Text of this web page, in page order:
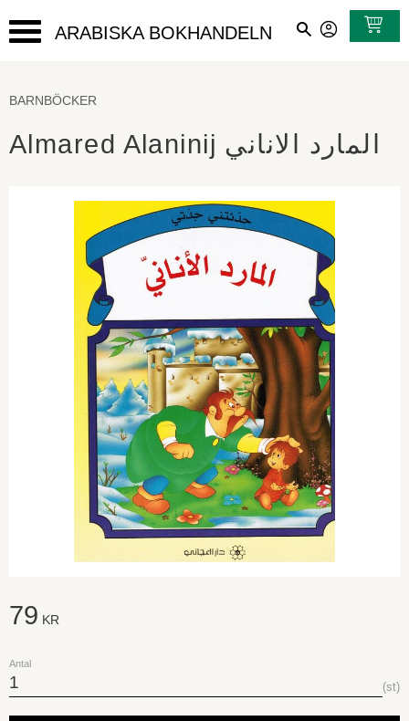
Meny ARABISKA BOKHANDELN
BARNBÖCKER
Almared Alaninij المارد الاناني
79 KR
Antal
st